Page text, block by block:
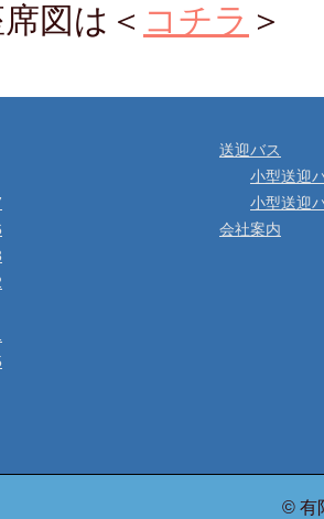
図は＜ コチラ ＞
送迎バス
小型送迎
小型送迎
会社案内
© 有